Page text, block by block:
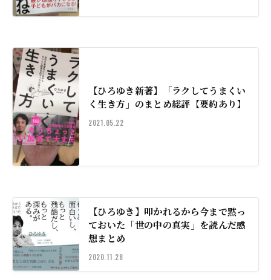
【ひろゆき新著】「ラクしてうまくい
く生き方」のまとめ総評【要約あり】
2021.05.22
【ひろゆき】叩かれるから今まで黙っ
ておいた「世の中の真実」を読んだ感
想まとめ
2020.11.28